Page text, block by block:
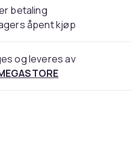
betaling
åpent kjøp
og leveres av